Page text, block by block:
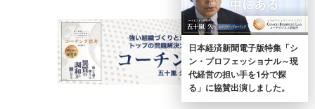
日本経済新聞電子版特集「シ
ン・プロフェッショナル～現
代経営の担い手を1分で探
る」に協賛出演しました。